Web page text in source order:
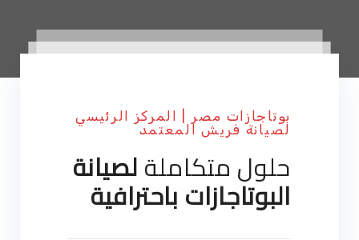
بوتاجازات مصر | المركز الرئيسي
لصيانة فريش المعتمد
حلول متكاملةلصيانة
البوتاجازات باحترافية